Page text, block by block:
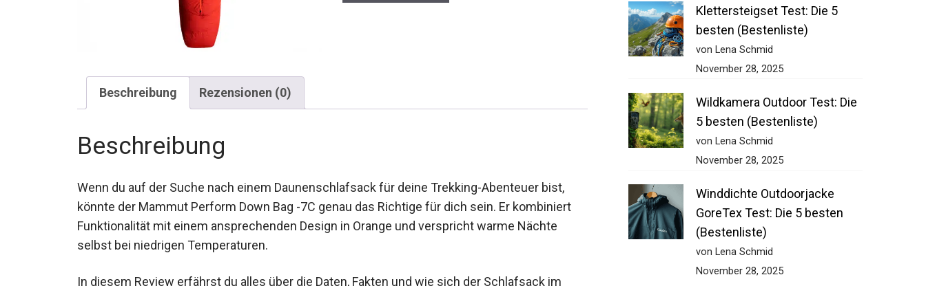
Beschreibung Rezensionen (0)
Beschreibung
Wenn du auf der Suche nach einem Daunenschlafsack für deine Trekking-Abenteuer bist,
könnte der Mammut Perform Down Bag -7C genau das Richtige für dich sein. Er kombiniert
Funktionalität mit einem ansprechenden Design in Orange und verspricht warme Nächte
selbst bei niedrigen Temperaturen.
In diesem Review erfährst du alles über die Daten, Fakten und wie sich der Schlafsack im
Klettersteigset Test: Die 5
besten (Bestenliste)
von Lena Schmid
November 28, 2025
Wildkamera Outdoor Test: Die
5 besten (Bestenliste)
von Lena Schmid
November 28, 2025
Winddichte Outdoorjacke
GoreTex Test: Die 5 besten
(Bestenliste)
von Lena Schmid
November 28, 2025